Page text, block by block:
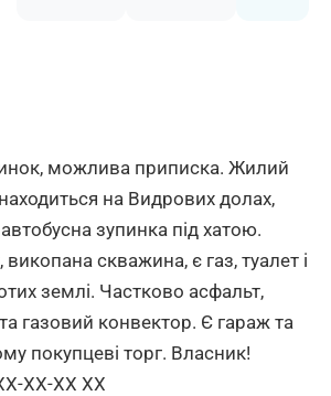
можлива приписка. Жилий
на Видрових долах,
автобусна зупинка під хатою.
скважина, є газ, туалет і
землі. Частково асфальт,
газовий конвектор. Є гараж та
покупцеві торг. Власник!
XX-XX XX